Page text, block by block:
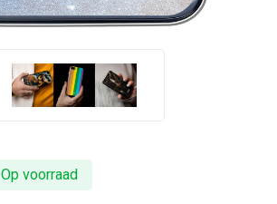
Op voorraad